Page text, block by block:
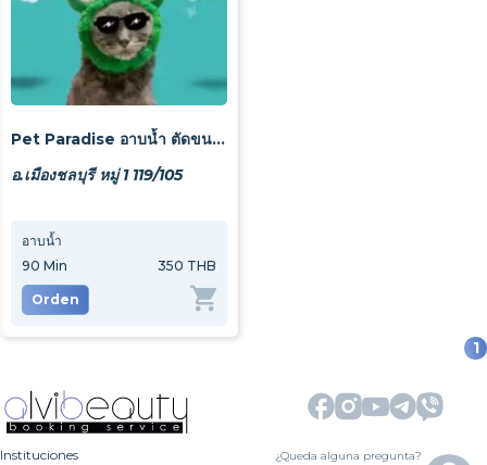
Pet Paradise อาบน้ำ ตัดขน ฝากเลี้ยง
อ.เมืองชลบุรี หมู่ 1 119/105
อาบน้ำ
90 Min 350 THB
Orden
1
Instituciones
¿Queda alguna pregunta?